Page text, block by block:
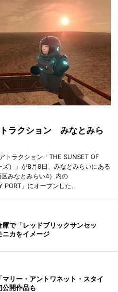
ラクション みなとみら
トラクション「THE SUNSET OF
）」が8月8日、みなとみらいにある
みなとみらい4）内の
PORT」にオープンした。
で「レッドブリックサンセッ
ニカをイメージ
リー・アントワネット・スタイ
開作品も